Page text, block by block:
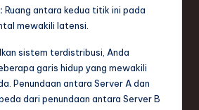
Ruang antara kedua titik ini pada
mewakili latensi.
sistem terdistribusi, Anda
garis hidup yang mewakili
Penundaan antara Server A dan
dari penundaan antara Server B